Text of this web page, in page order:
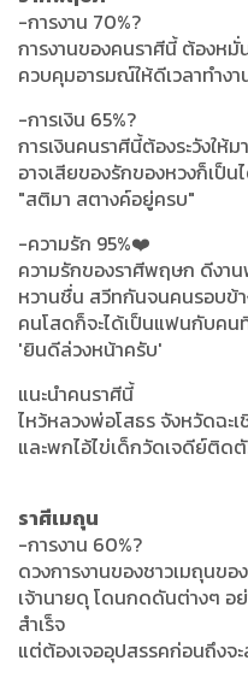
-การงาน 70%?
การงานของคนราศีนี้ ต้องหมั่
ควบคุมอารมณ์ให้ดีเวลาทำง
-การเงิน 65%?
การเงินคนราศีนี้ต้องระวังให้
อาจเสียของรักของหวงก็เป็น
"สติมา สตางค์อยู่ครบ"
-ความรัก 95%❤️
ความรักของราศีพฤษก ดีงาน
หวานชื่น สวีทกันจนคนรอบข้
คนโสดก็จะได้เป็นแฟนกับคน
'ยินดีล่วงหน้าครับ'
แนะนำคนราศีนี้
ไหว้หลวงพ่อโสธร จังหวัดฉะเ
และพกไอ้ไข่เด็กวัดเจดีย์ติดตั
ราศีเมถุน
-การงาน 60%?
ดวงการงานของชาวเมถุนขอ
เจ้านายดุ โดนกดดันต่างๆ อ
สำเร็จ
แต่ต้องเจออุปสรรคก่อนถึงจะ